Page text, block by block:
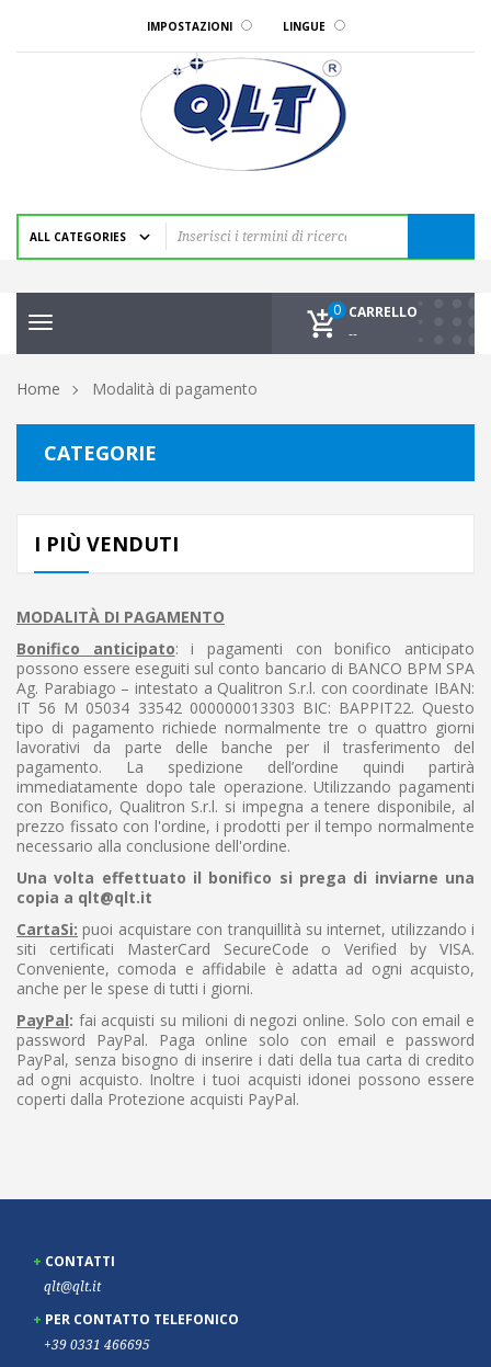
IMPOSTAZIONI LINGUE
Toggle
navigation
CARRELLO
0
--
Home Modalità di pagamento
CATEGORIE
I PIÙ VENDUTI
MODALITÀ DI PAGAMENTO
Bonifico anticipato: i pagamenti con bonifico anticipato
possono essere eseguiti sul conto bancario di BANCO BPM SPA
Ag. Parabiago – intestato a Qualitron S.r.l. con coordinate IBAN:
IT 56 M 05034 33542 000000013303 BIC: BAPPIT22. Questo
tipo di pagamento richiede normalmente tre o quattro giorni
lavorativi da parte delle banche per il trasferimento del
pagamento. La spedizione dell’ordine quindi partirà
immediatamente dopo tale operazione. Utilizzando pagamenti
con Bonifico, Qualitron S.r.l. si impegna a tenere disponibile, al
prezzo fissato con l'ordine, i prodotti per il tempo normalmente
necessario alla conclusione dell'ordine.
Una volta effettuato il bonifico si prega di inviarne una
copia a qlt@qlt.it
CartaSi: puoi acquistare con tranquillità su internet, utilizzando i
siti certificati MasterCard SecureCode o Verified by VISA.
Conveniente, comoda e affidabile è adatta ad ogni acquisto,
anche per le spese di tutti i giorni.
PayPal: fai acquisti su milioni di negozi online. Solo con email e
password PayPal. Paga online solo con email e password
PayPal, senza bisogno di inserire i dati della tua carta di credito
ad ogni acquisto. Inoltre i tuoi acquisti idonei possono essere
coperti dalla Protezione acquisti PayPal.
CONTATTI
qlt@qlt.it
PER CONTATTO TELEFONICO
+39 0331 466695